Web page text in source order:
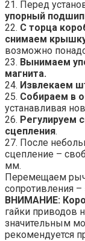
21. Перед
упорный
22. С торца
снимаем
возможно
23. Вынимаем
магнита.
24. Извлекаем
25. Собираем в
устанавливая
26. Регулируем
сцепления.
27. После
сцепление –
мм.
Перемещаем
сопротивления –
ВНИМАНИЕ:
гайки приводов
значительным
рекомендуется